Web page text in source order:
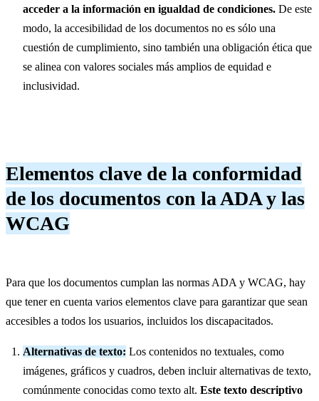
acceder a la información en igualdad de condiciones. De este
modo, la accesibilidad de los documentos no es sólo una
cuestión de cumplimiento, sino también una obligación ética que
se alinea con valores sociales más amplios de equidad e
inclusividad.
Elementos clave de la conformidad
de los documentos con la ADA y las
WCAG
Para que los documentos cumplan las normas ADA y WCAG, hay
que tener en cuenta varios elementos clave para garantizar que sean
accesibles a todos los usuarios, incluidos los discapacitados.
Alternativas de texto: Los contenidos no textuales, como
imágenes, gráficos y cuadros, deben incluir alternativas de texto,
comúnmente conocidas como texto alt. Este texto descriptivo